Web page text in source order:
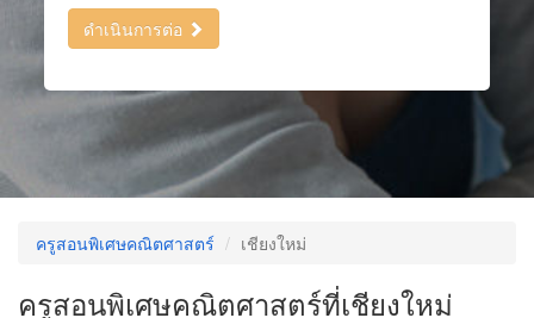
ดำเนินการต่อ
ครูสอนพิเศษคณิตศาสตร์ เชียงใหม่
ครูสอนพิเศษคณิตศาสตร์ที่เชียงใหม่